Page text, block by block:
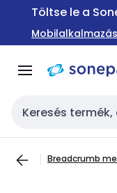
Ugrás a
Ugrás
Töltse le a
Keresési bemenet
Breadcrumb